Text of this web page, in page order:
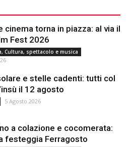
cinema torna in piazza: al via il
Fest 2026
Cultura, spettacolo e musica
e stelle cadenti: tutti col
il 12 agosto
5 Agosto 2026
a colazione e cocomerata:
festeggia Ferragosto